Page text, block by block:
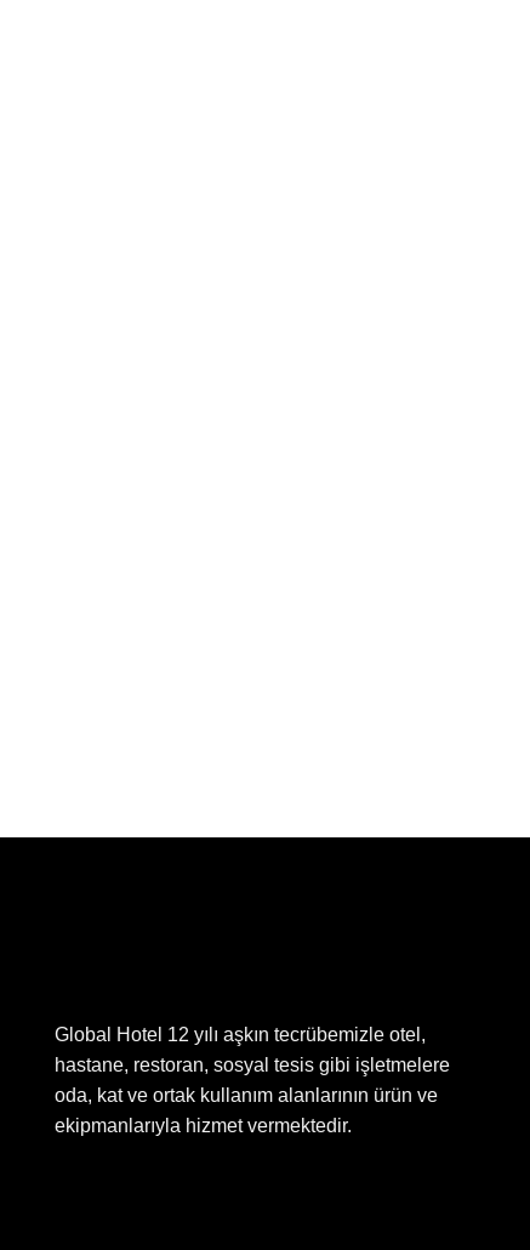
Global Hotel 12 yılı aşkın tecrübemizle otel,
hastane, restoran, sosyal tesis gibi işletmelere
oda, kat ve ortak kullanım alanlarının ürün ve
ekipmanlarıyla hizmet vermektedir.